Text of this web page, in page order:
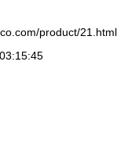
product/21.html